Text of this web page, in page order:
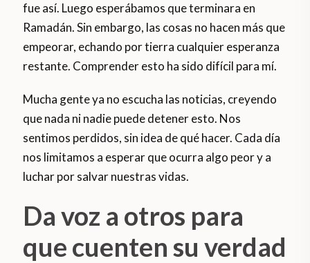
fue así. Luego esperábamos que terminara en
Ramadán. Sin embargo, las cosas no hacen más que
empeorar, echando por tierra cualquier esperanza
restante. Comprender esto ha sido difícil para mí.
Mucha gente ya no escucha las noticias, creyendo
que nada ni nadie puede detener esto. Nos
sentimos perdidos, sin idea de qué hacer. Cada día
nos limitamos a esperar que ocurra algo peor y a
luchar por salvar nuestras vidas.
Da voz a otros para
que cuenten su verdad